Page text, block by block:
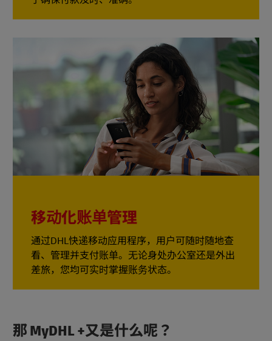
移动化账单管理
通过DHL快递移动应用程序，用户可随时随地查
看、管理并支付账单。无论身处办公室还是外出
差旅，您均可实时掌握账务状态。
那 MyDHL +又是什么呢？